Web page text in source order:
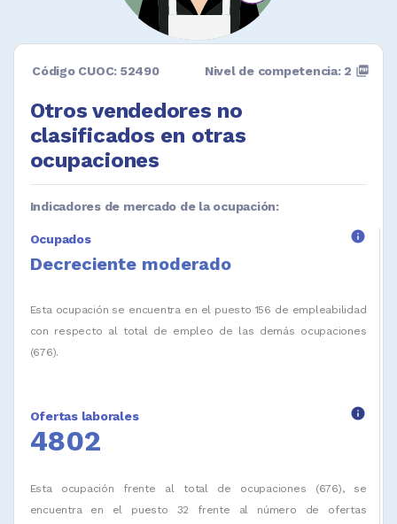
Código CUOC: 52490
Otros vendedores no
clasificados en otras
ocupaciones
Nivel de competencia: 2 picture_as_pdf
Indicadores de mercado de la ocupación:
Ocupados info
Decreciente moderado
Esta ocupación se encuentra en el puesto 156 de empleabilidad
con respecto al total de empleo de las demás ocupaciones
(676).
Ofertas laborales info
4802
Esta ocupación frente al total de ocupaciones (676), se
encuentra en el puesto 32 frente al número de ofertas